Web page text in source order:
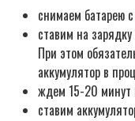
снимаем батарею
ставим на
При этом
аккумулятор в
ждем 15-20 минут
ставим